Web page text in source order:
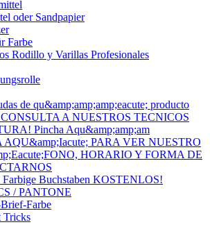
oder Sandpapier
Farbe
Rodillo y Varillas Profesionales
de qu&amp;amp;amp;eacute; producto
A NUESTROS TECNICOS
Pincha Aqu&amp;amp;am
AQU&amp;Iacute; PARA VER NUESTRO
HORARIO Y FORMA DE
Buchstaben KOSTENLOS!
/ PANTONE
Farbe
Tricks